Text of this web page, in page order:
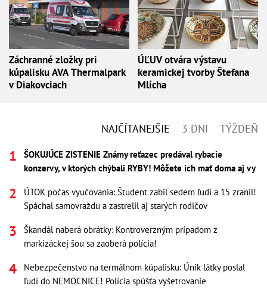
Záchranné zložky pri
kúpalisku AVA Thermalpark
v Diakovciach
ÚĽUV otvára výstavu
keramickej tvorby Štefana
Mlícha
NAJČÍTANEJŠIE 3 DNI TÝŽDEŇ
ŠOKUJÚCE ZISTENIE Známy reťazec predával rybacie
konzervy, v ktorých chýbali RYBY! Môžete ich mať doma aj vy
ÚTOK počas vyučovania: Študent zabil sedem ľudí a 15 zranil!
Spáchal samovraždu a zastrelil aj starých rodičov
Škandál naberá obrátky: Kontroverzným prípadom z
markizáckej šou sa zaoberá polícia!
Nebezpečenstvo na termálnom kúpalisku: Únik látky poslal
ľudí do NEMOCNICE! Polícia spúšťa vyšetrovanie